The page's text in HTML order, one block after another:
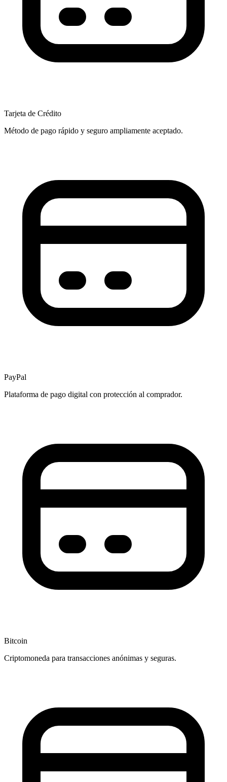
Tarjeta de Crédito
Método de pago rápido y seguro ampliamente aceptado.
PayPal
Plataforma de pago digital con protección al comprador.
Bitcoin
Criptomoneda para transacciones anónimas y seguras.